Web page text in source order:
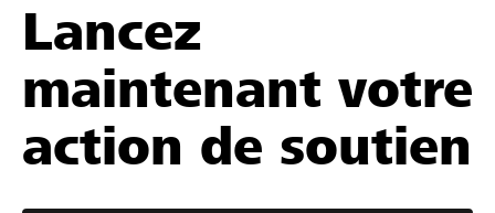
Lancez
maintenant votre
action de soutien